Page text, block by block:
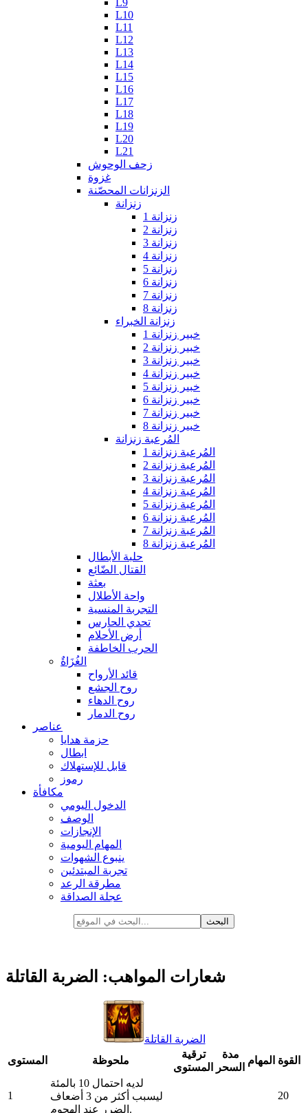
L9
L10
L11
L12
L13
L14
L15
L16
L17
L18
L19
L20
L21
زحف الوحوش
غزوة
الزنزانات المحصّنة
زنزانة
زنزانة 1
زنزانة 2
زنزانة 3
زنزانة 4
زنزانة 5
زنزانة 6
زنزانة 7
زنزانة 8
زنزانة الخبراء
خبير زنزانة 1
خبير زنزانة 2
خبير زنزانة 3
خبير زنزانة 4
خبير زنزانة 5
خبير زنزانة 6
خبير زنزانة 7
خبير زنزانة 8
المُرعبة زنزانة
المُرعبة زنزانة 1
المُرعبة زنزانة 2
المُرعبة زنزانة 3
المُرعبة زنزانة 4
المُرعبة زنزانة 5
المُرعبة زنزانة 6
المُرعبة زنزانة 7
المُرعبة زنزانة 8
حلبة الأبطال
القتال الضّائع
بعثة
واحة الأطلال
التجربة المنسية
تحدي الحارس
أرض الأحلام
الحرب الخاطفة
الغُزَاةٌ
قائد الأرواح
روح الجشع
روح الدهاء
روح الدمار
عناصر
حزمة هدايا
ابطال
قابل للإستهلاك
رموز
مكافأة
الدخول اليومي
الوصف
الإنجازات
المهام اليومية
ينبوع الشهوات
تجربة المبتدئين
مطرقة الرعد
عجلة الصداقة
شعارات المواهب: الضربة القاتلة
الضربة القاتلة
المستوى
ملحوظة
ترقية
المستوى
مدة
السحر
المهام القوة
1
لديه احتمال 10 بالمئة
ليسبب أكثر من 3 أضعاف
الضرر عند الهجوم.
20